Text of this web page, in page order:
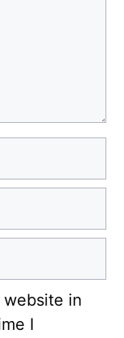
website in
I